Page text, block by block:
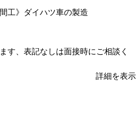
工》ダイハツ車の製造
す、表記なしは面接時にご相談く
詳細を表示